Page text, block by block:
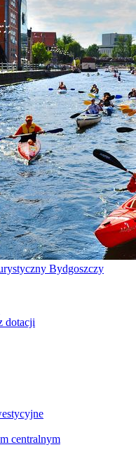
Bydgoszczy
dotacji
centralnym